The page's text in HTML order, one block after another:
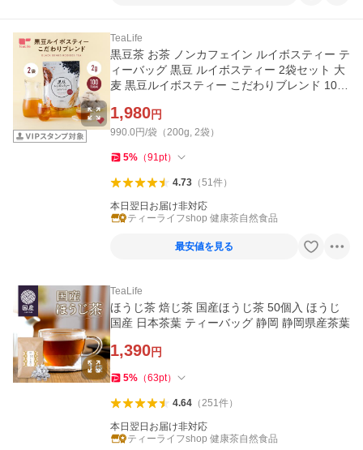
TeaLife
黒豆茶 お茶 ノンカフェイン ルイボスティー テ
ィーバッグ 黒豆 ルイボスティー 2袋セット 大
麦 黒豆ルイボスティー こだわりブレンド 100
1,980円
990.0円/袋（200g, 2袋）
5% （91pt）
4.73（51件）
本日翌日お届け非対応
ティーライフshop 健康茶自然食品
最安値を見る
TeaLife
ほうじ茶 焙じ茶 国産ほうじ茶 50個入 ほうじ
国産 日本茶葉 ティーバッグ 静岡 静岡県産茶葉
1,390円
5% （63pt）
4.64（251件）
本日翌日お届け非対応
ティーライフshop 健康茶自然食品